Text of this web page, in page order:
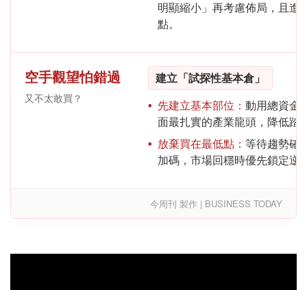
明顯縮小」再考慮佈局，且進
點。
空手觀望怕錯過
又不太敢買？
建立「試探性基本倉」
先建立基本部位： 動用總資金
面最扎實的產業龍頭，降低踏
放棄買在最低點： 等待趨勢確
加碼，市場回穩時優先鎖定逆
今周刊 製作 | BUSINESS TODAY